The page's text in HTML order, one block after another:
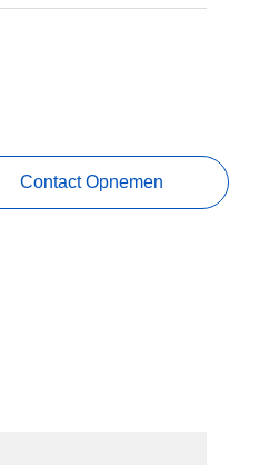
Contact Opnemen